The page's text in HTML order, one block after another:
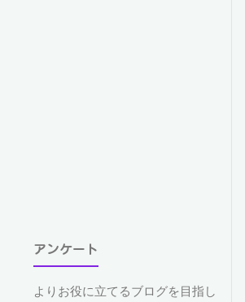
アンケート
よりお役に立てるブログを目指し